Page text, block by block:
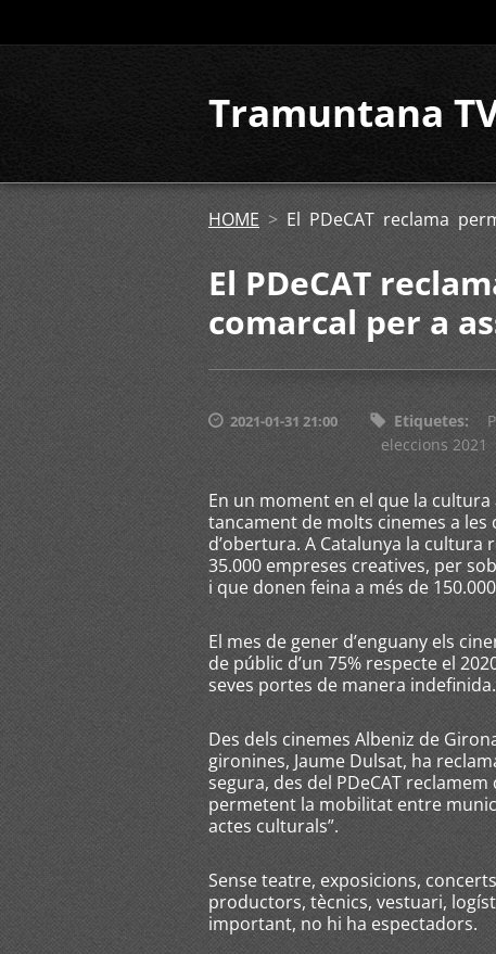
Tramuntana
HOME > El PDeCAT reclama
El PDeCAT
comarcal per a
2021-01-31 21:00 Etiquetes:
eleccions 2021
En un moment en el que la cultura
tancament de molts cinemes a
d’obertura. A Catalunya la cultura
35.000 empreses creatives, per
i que donen feina a més de
El mes de gener d’enguany els
de públic d’un 75% respecte el
seves portes de manera indefinida.
Des dels cinemes Albeniz de
gironines, Jaume Dulsat, ha
segura, des del PDeCAT
permetent la mobilitat entre
actes culturals”.
Sense teatre, exposicions,
productors, tècnics, vestuari,
important, no hi ha espectadors.